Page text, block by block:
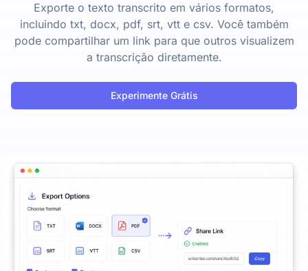
Exporte o texto transcrito em vários formatos,
incluindo txt, docx, pdf, srt, vtt e csv. Você também
pode compartilhar um link para que outros visualizem
a transcrição diretamente.
Experimente Grátis